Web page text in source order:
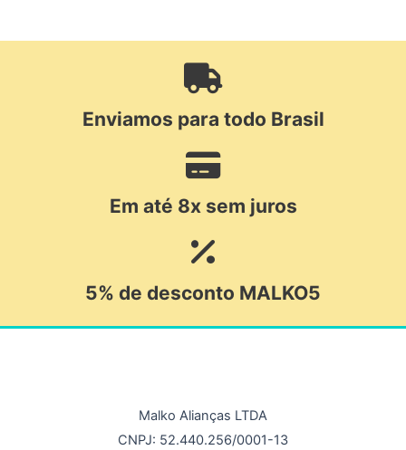
Enviamos para todo Brasil
Em até 8x sem juros
5% de desconto MALKO5
Malko Alianças LTDA
CNPJ: 52.440.256/0001-13